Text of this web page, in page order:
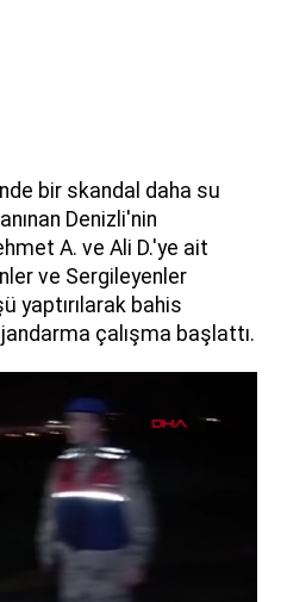
bir skandal daha su
Denizli'nin
A. ve Ali D.'ye ait
ve Sergileyenler
yaptırılarak bahis
jandarma çalışma başlattı.